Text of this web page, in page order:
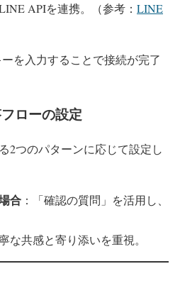
APIを連携。（参考： LINE
を入力することで接続が完了
ローの設定
2つのパターンに応じて設定し
合 ：「確認の質問」を活用し、
な共感と寄り添いを重視。